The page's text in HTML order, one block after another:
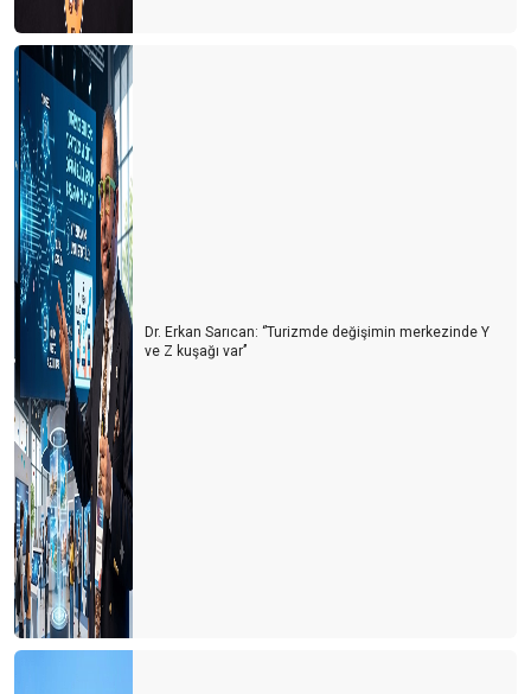
Dr. Erkan Sarıcan: ‘’Turizmde değişimin merkezinde Y
ve Z kuşağı var’’